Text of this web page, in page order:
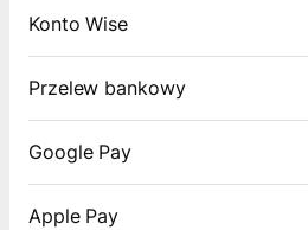
Konto Wise
Przelew bankowy
Google Pay
Apple Pay